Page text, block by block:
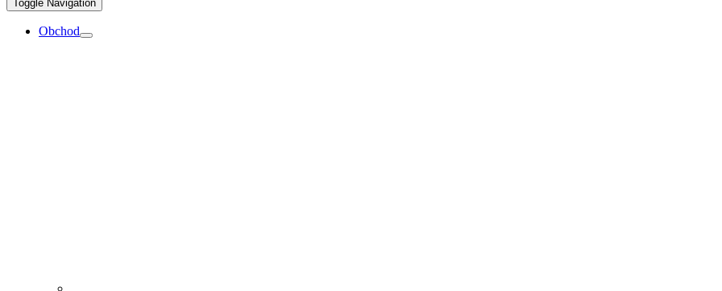
Toggle Navigation
Obchod